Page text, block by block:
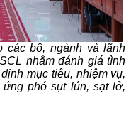
các bộ, ngành và lãnh
nhằm đánh giá tình
mục tiêu, nhiệm vụ,
phó sụt lún, sạt lở,